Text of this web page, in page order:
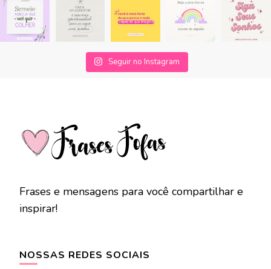
Seguir no Instagram
Frases e mensagens para você compartilhar e
inspirar!
NOSSAS REDES SOCIAIS